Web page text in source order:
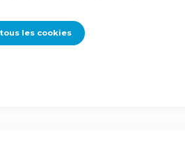
les cookies